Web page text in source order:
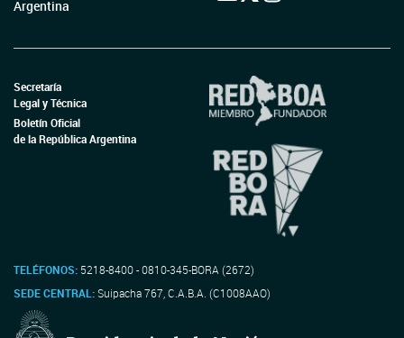
Argentina
Secretaría
Legal y Técnica
Boletín Oficial
de la República Argentina
TELÉFONOS: 5218-8400 - 0810-345-BORA (2672)
SEDE CENTRAL:Suipacha 767, C.A.B.A. (C1008AAO)